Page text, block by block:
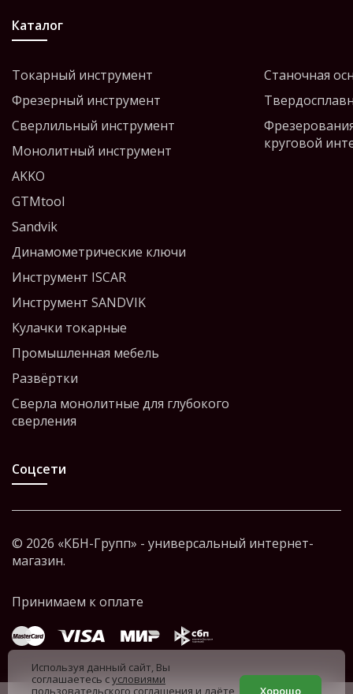
Каталог
Токарный инструмент
Фрезерный инструмент
Сверлильный инструмент
Монолитный инструмент
AKKO
GTMtool
Sandvik
Динамометрические ключи
Инструмент ISCAR
Инструмент SANDVIK
Кулачки токарные
Промышленная мебель
Развёртки
Сверла монолитные для глубокого
сверления
Станочная
круговой
Соцсети
© 2026 «КБН-Групп» - универсальный интернет-
магазин.
Используя данный сайт, Вы
соглашаетесь сусловиями
пользовательского соглашения и даёте Хорошо